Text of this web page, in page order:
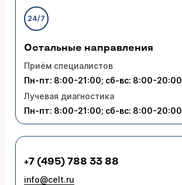
24/7
Остальные направления
Приём специалистов
Пн-пт: 8:00-21:00; сб-вс: 8:00-20:00
Лучевая диагностика
Пн-пт: 8:00-21:00; сб-вс: 8:00-20:00
+7 (495) 788 33 88
info@celt.ru